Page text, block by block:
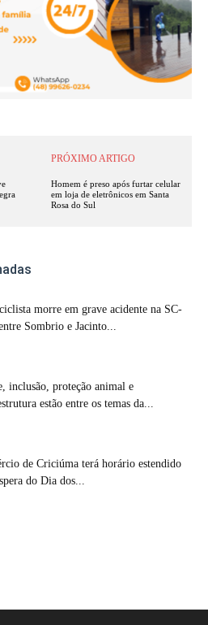
PRÓXIMO ARTIGO
Homem é preso após furtar celular
em loja de eletrônicos em Santa
Rosa do Sul
morre em grave acidente na SC-
Sombrio e Jacinto...
inclusão, proteção animal e
estão entre os temas da...
de Criciúma terá horário estendido
do Dia dos...